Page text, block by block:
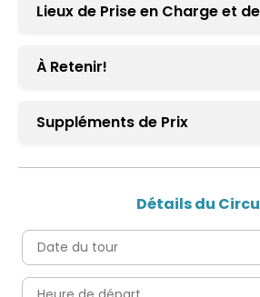
Lieux de Prise en Charge et
À Retenir!
Suppléments de Prix
Détails du